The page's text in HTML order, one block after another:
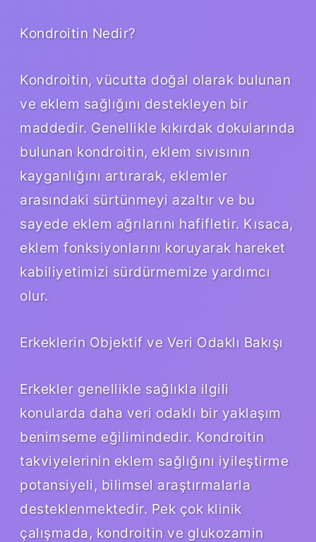
Kondroitin Nedir?
Kondroitin, vücutta doğal olarak bulunan
ve eklem sağlığını destekleyen bir
maddedir. Genellikle kıkırdak dokularında
bulunan kondroitin, eklem sıvısının
kayganlığını artırarak, eklemler
arasındaki sürtünmeyi azaltır ve bu
sayede eklem ağrılarını hafifletir. Kısaca,
eklem fonksiyonlarını koruyarak hareket
kabiliyetimizi sürdürmemize yardımcı
olur.
Erkeklerin Objektif ve Veri Odaklı Bakışı
Erkekler genellikle sağlıkla ilgili
konularda daha veri odaklı bir yaklaşım
benimseme eğilimindedir. Kondroitin
takviyelerinin eklem sağlığını iyileştirme
potansiyeli, bilimsel araştırmalarla
desteklenmektedir. Pek çok klinik
çalışmada, kondroitin ve glukozamin